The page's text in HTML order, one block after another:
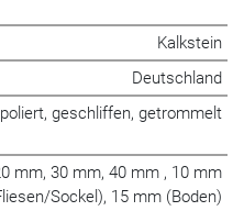
Kalkstein
Deutschland
poliert, geschliffen, getrommelt
mm, 30 mm, 40 mm , 10 mm
Sockel), 15 mm (Boden)